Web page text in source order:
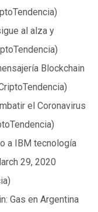
al alza y
Blockchain
el Coronavirus
a IBM tecnología
29, 2020
Gas en Argentina